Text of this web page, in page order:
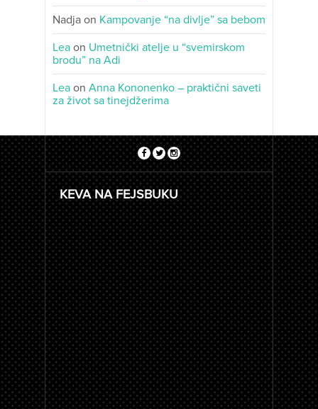
Nadja on Kampovanje “na divlje” sa bebom
Lea on Umetnički atelje u “svemirskom
brodu” na Adi
Lea on Anna Kononenko – praktični saveti
za život sa tinejdžerima
KEVA NA FEJSBUKU